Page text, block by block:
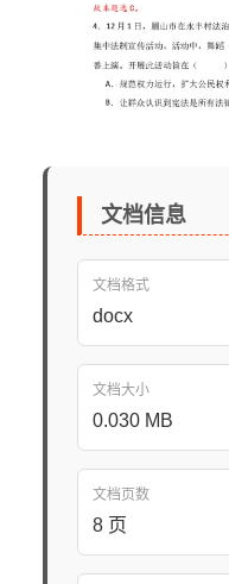
文档信息
文档格式
docx
文档大小
0.030 MB
文档页数
8 页